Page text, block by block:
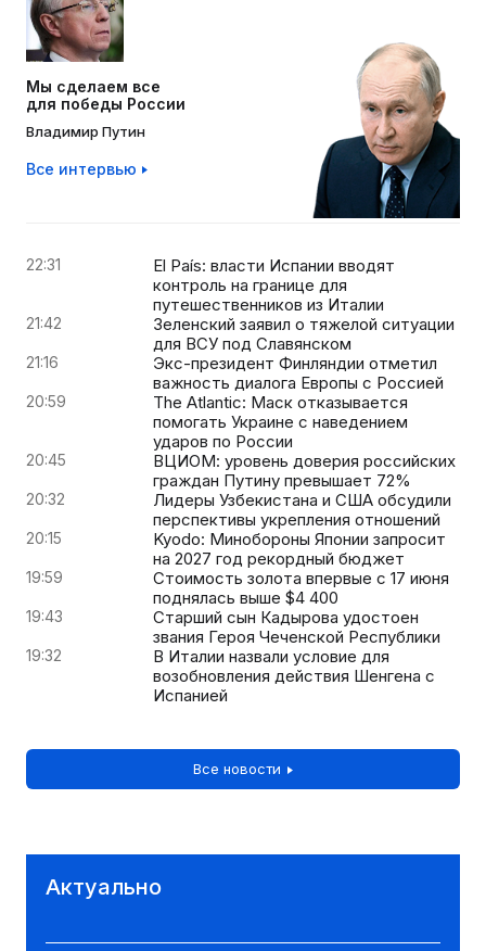
Мы сделаем все
для победы России
Владимир Путин
Все интервью
22:31
El País: власти Испании вводят
контроль на границе для
путешественников из Италии
21:42
Зеленский заявил о тяжелой ситуации
для ВСУ под Славянском
21:16
Экс-президент Финляндии отметил
важность диалога Европы с Россией
20:59
The Atlantic: Маск отказывается
помогать Украине с наведением
ударов по России
20:45
ВЦИОМ: уровень доверия российских
граждан Путину превышает 72%
20:32
Лидеры Узбекистана и США обсудили
перспективы укрепления отношений
20:15
Kyodo: Минобороны Японии запросит
на 2027 год рекордный бюджет
19:59
Стоимость золота впервые с 17 июня
поднялась выше $4 400
19:43
Старший сын Кадырова удостоен
звания Героя Чеченской Республики
19:32
В Италии назвали условие для
возобновления действия Шенгена с
Испанией
Все новости
Актуально